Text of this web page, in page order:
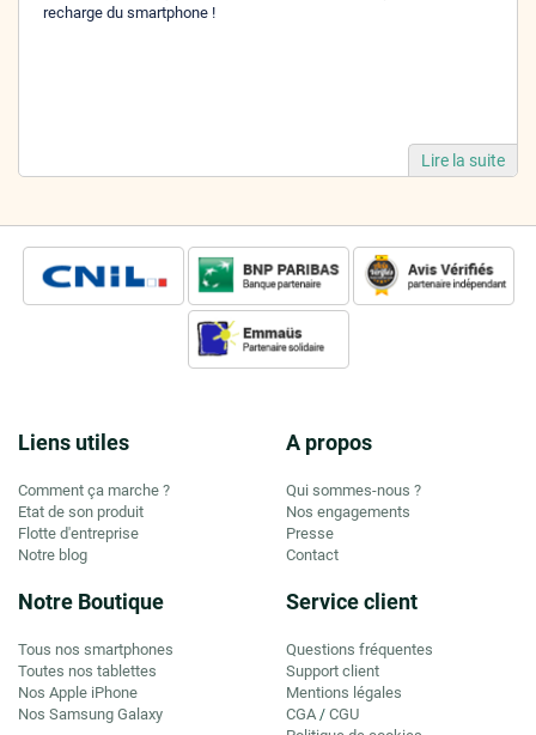
recharge du smartphone !
Lire la suite
Liens utiles
Comment ça marche ?
Etat de son produit
Flotte d'entreprise
Notre blog
A propos
Qui sommes-nous ?
Nos engagements
Presse
Contact
Notre Boutique
Tous nos smartphones
Toutes nos tablettes
Nos Apple iPhone
Nos Samsung Galaxy
Service client
Questions fréquentes
Support client
Mentions légales
CGA / CGU